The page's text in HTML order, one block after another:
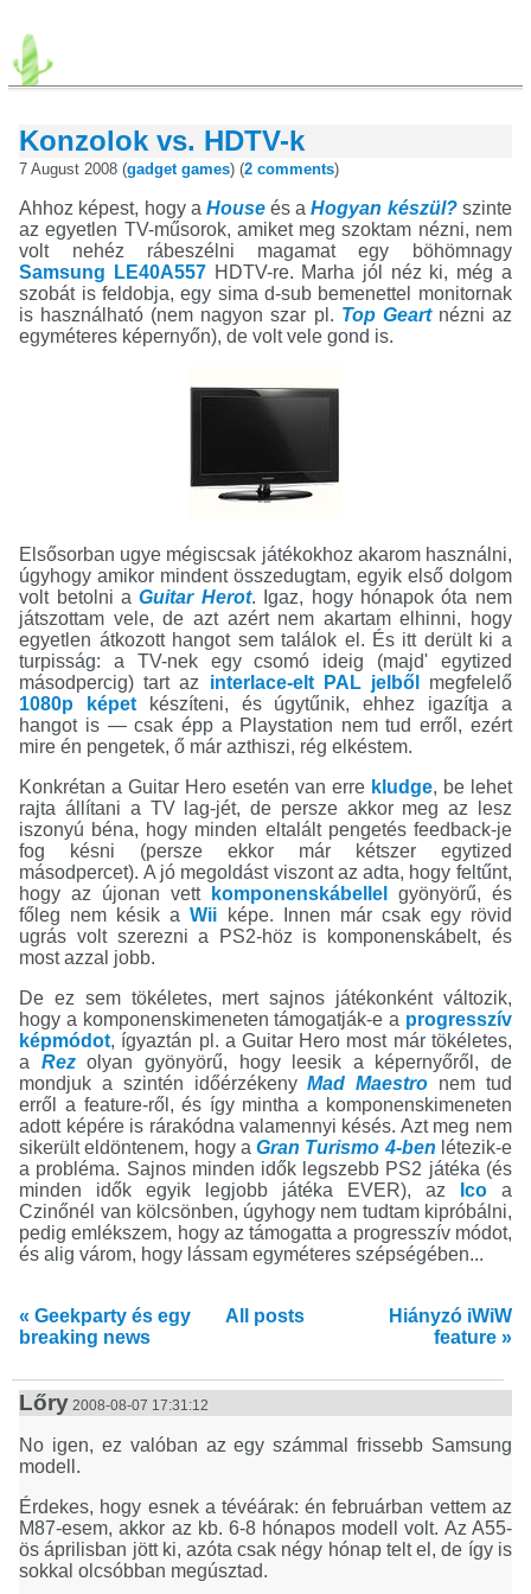
Konzolok vs. HDTV-k
7 August 2008 (gadget games) (2 comments)
Ahhoz képest, hogy a Houseés aHogyan készül?szinte
az egyetlen TV-műsorok, amiket meg szoktam nézni, nem
volt nehéz rábeszélni magamat egy böhömnagy
Samsung LE40A557HDTV-re. Marha jól néz ki, még a
szobát is feldobja, egy sima d-sub bemenettel monitornak
is használható (nem nagyon szar pl. Top Geartnézni az
egyméteres képernyőn), de volt vele gond is.
Elsősorban ugye mégiscsak játékokhoz akarom használni,
úgyhogy amikor mindent összedugtam, egyik első dolgom
volt betolni aGuitar Herot. Igaz, hogy hónapok óta nem
játszottam vele, de azt azért nem akartam elhinni, hogy
egyetlen átkozott hangot sem találok el. És itt derült ki a
turpisság: a TV-nek egy csomó ideig (majd' egytized
másodpercig) tart az interlace-elt PAL jelből
megfelelő
1080p képet készíteni, és úgytűnik, ehhez igazítja a
hangot is — csak épp a Playstation nem tud erről, ezért
mire én pengetek, ő már azthiszi, rég elkéstem.
Konkrétan a Guitar Hero esetén van erre kludge, be lehet
rajta állítani a TV lag-jét, de persze akkor meg az lesz
iszonyú béna, hogy minden eltalált pengetés feedback-je
fog késni (persze ekkor már kétszer egytized
másodpercet). A jó megoldást viszont az adta, hogy feltűnt,
hogy az újonan vett
komponenskábellel
gyönyörű, és
főleg nem késik aWii képe. Innen már csak egy rövid
ugrás volt szerezni a PS2-höz is komponenskábelt, és
most azzal jobb.
De ez sem tökéletes, mert sajnos játékonként változik,
hogy a komponenskimeneten támogatják-e a progresszív
képmódot, ígyaztán pl. a Guitar Hero most már tökéletes,
a Rezolyan gyönyörű, hogy leesik a képernyőről, de
mondjuk a szintén időérzékenyMad Maestro nem tud
erről a feature-ről, és így mintha a komponenskimeneten
adott képére is rárakódna valamennyi késés. Azt meg nem
sikerült eldöntenem, hogy aGran Turismo 4-ben létezik-e
a probléma. Sajnos minden idők legszebb PS2 játéka (és
minden idők egyik legjobb játéka EVER), az
Icoa
Czinőnél van kölcsönben, úgyhogy nem tudtam kipróbálni,
pedig emlékszem, hogy az támogatta a progresszív módot,
és alig várom, hogy lássam egyméteres szépségében...
« Geekparty és egy
breaking news
All posts
Hiányzó iWiW
feature »
Lőry 2008-08-07 17:31:12
No igen, ez valóban az egy számmal frissebb Samsung
modell.
Érdekes, hogy esnek a tévéárak: én februárban vettem az
M87-esem, akkor az kb. 6-8 hónapos modell volt. Az A55-
ös áprilisban jött ki, azóta csak négy hónap telt el, de így is
sokkal olcsóbban megúsztad.